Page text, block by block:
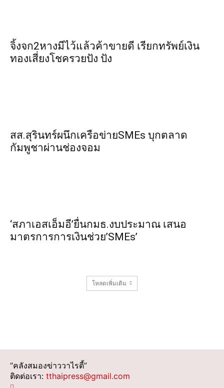
จิ้งจก​2​หาง​มีไว้แล้ว​ค้าขาย​ดี​ เรียก​ทรัพย์เงิน
ทอง​เสี่ยงโชค​รวยปัง​ ปัง​
สส.สุรินทร์ผนึกเครือข่ายSMEs บุกตลาด
กัมพูชาผ่านช่องจอม
‘สภาเอสเอ็มอี’ยื่นกมธ.งบประมาณ เสนอ
มาตรการการเงินช่วย’SMEs’
โหลดเพิ่มเติม
“คลังสมองข่าววาไรตี้”
ติดต่อเรา: tthaipress@gmail.com